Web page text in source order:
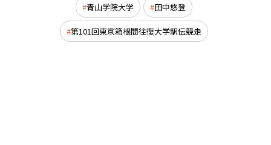
青山学院大学 田中悠登
第101回東京箱根間往復大学駅伝競走